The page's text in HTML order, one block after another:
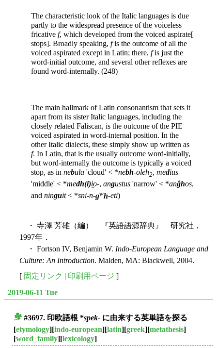
The characteristic look of the Italic languages is due
partly to the widespread presence of the voiceless
fricative f, which developed from the voiced aspirate[
stops]. Broadly speaking, fis the outcome of all the
voiced aspirated except in Latin; there, fis just the
word-initial outcome, and several other reflexes are
found word-internally. (248)
The main hallmark of Latin consonantism that sets it
apart from its sister Italic languages, including the
closely related Faliscan, is the outcome of the PIE
voiced aspirated in word-internal position. In the
other Italic dialects, these simply show up written as
f. In Latin, that is the usually outcome word-initially,
but word-internally the outcome is typically a voiced
stop, as in nebula 'cloud' < *nebh-oleh2, medius
'middle' < *medh(i)i̯o-, angustus 'narrow' < *anĝhos,
and ninguit< *sni-n-gwh-eti)
・ 寺澤 芳雄（編） 『英語語源辞典』 研究社，
1997年．
・ Fortson IV, Benjamin W. Indo-European Language and
Culture: An Introduction. Malden, MA: Blackwell, 2004.
[ 固定リンク | 印刷用ページ ]
2019-06-11 Tue
#3697. 印欧語根 *spek- に由来する英単語を探る
[etymology][indo-european][latin][greek][metathesis]
[word_family][lexicology]